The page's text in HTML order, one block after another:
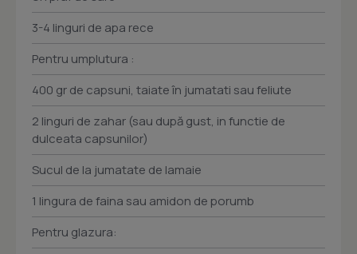
3-4 linguri de apa rece
Pentru umplutura :
400 gr de capsuni, taiate în jumatati sau feliute
2 linguri de zahar (sau după gust, in functie de
dulceata capsunilor)
Sucul de la jumatate de lamaie
1 lingura de faina sau amidon de porumb
Pentru glazura: